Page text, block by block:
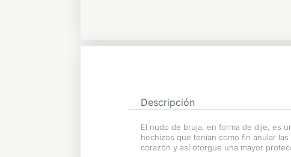
Descripción
El nudo de bruja, en forma de dije, es
hechizos que tenían como fin anular
corazón y así otorgue una mayor